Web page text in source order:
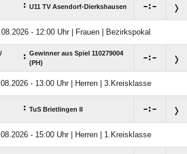
: U11 TV Asendorf-Dierkshausen :
- 12:00 Uhr | Frauen | Bezirkspokal
: Gewinner aus Spiel 110279004
(PH)
:
- 13:00 Uhr | Herren | 3.Kreisklasse
: TuS Brietlingen II :
- 15:00 Uhr | Herren | 1.Kreisklasse